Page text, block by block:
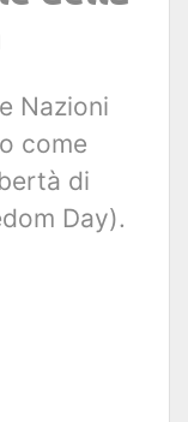
Nazioni
come
di
Day).